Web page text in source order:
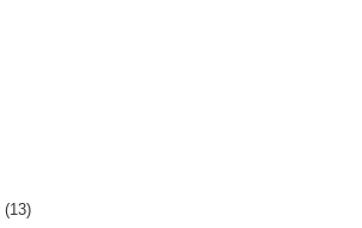
(13)